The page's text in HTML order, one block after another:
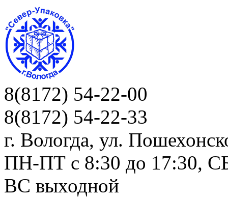
8(8172) 54-22-00
8(8172) 54-22-33
г. Вологда, ул.
ПН-ПТ c 8:30 до 17:30,
ВС выходной